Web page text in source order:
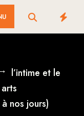
l’intime et le
nos jours)